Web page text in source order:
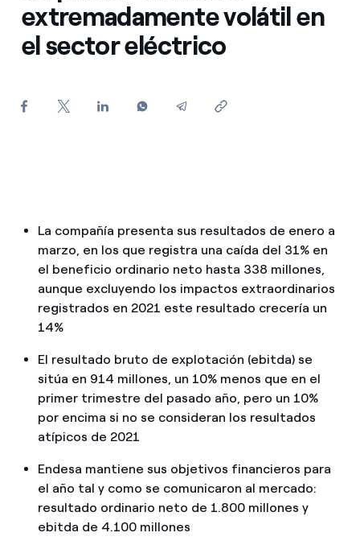
Compara nuestras tarifas de empresa y ahorra
Por cada kWh que ahorres, te descontamos otro
¿Gestionas varias comunidades de propietarios?
Contactos prensa
extremadamente volátil en
el sector eléctrico
La compañía presenta sus resultados de enero a
marzo, en los que registra una caída del 31% en
el beneficio ordinario neto hasta 338 millones,
aunque excluyendo los impactos extraordinarios
registrados en 2021 este resultado crecería un
14%
El resultado bruto de explotación (ebitda) se
sitúa en 914 millones, un 10% menos que en el
primer trimestre del pasado año, pero un 10%
por encima si no se consideran los resultados
atípicos de 2021
Endesa mantiene sus objetivos financieros para
el año tal y como se comunicaron al mercado:
resultado ordinario neto de 1.800 millones y
ebitda de 4.100 millones